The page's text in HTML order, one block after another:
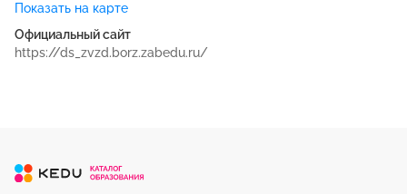
Показать на карте
Официальный сайт
https://ds_zvzd.borz.zabedu.ru/